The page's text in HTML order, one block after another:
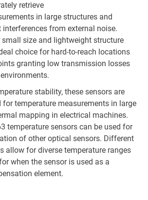
retrieve
in large structures and
from external noise.
small size and lightweight structure
choice for hard-to-reach locations
granting low transmission losses
stability, these sensors are
temperature measurements in large
mapping in electrical machines.
temperature sensors can be used for
of other optical sensors. Different
allow for diverse temperature ranges
when the sensor is used as a
element.